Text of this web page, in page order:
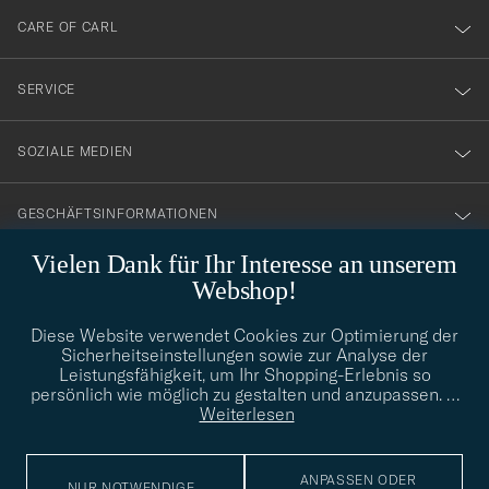
Vielen Dank für Ihr Interesse an unserem
Webshop!
Diese Website verwendet Cookies zur Optimierung der
Sicherheitseinstellungen sowie zur Analyse der
Leistungsfähigkeit, um Ihr Shopping-Erlebnis so
persönlich wie möglich zu gestalten und anzupassen. …
Weiterlesen
ANPASSEN ODER
till
vårt
nyhetsbrev!
CARE OF CARL
SERVICE
SOZIALE MEDIEN
GESCHÄFTSINFORMATIONEN
info@careofcarl.de
Benötigen Sie Hilfe bei der Suche nach Ihrem persönlichen Stil?
Wenden Sie sich an uns, wir helfen Ihnen gerne weiter!
STILBERATUNG